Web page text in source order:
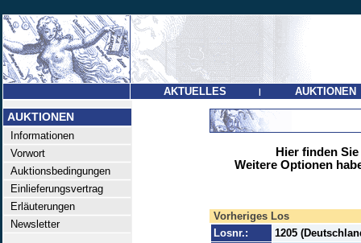
AKTUELLES | AUKTIONEN
AUKTIONEN
Informationen
Vorwort
Auktionsbedingungen
Einlieferungsvertrag
Erläuterungen
Newsletter
Hier finden
Weitere Optionen
Vorheriges Los
Losnr.:
1205